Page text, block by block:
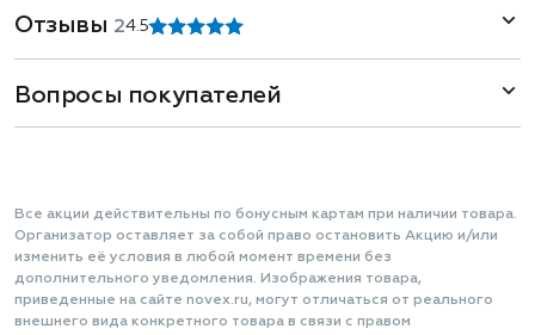
Отзывы 24.5
Вопросы покупателей
Все акции действительны по бонусным картам при наличии товара.
Организатор оставляет за собой право остановить Акцию и/или
изменить её условия в любой момент времени без
дополнительного уведомления. Изображения товара,
приведенные на сайте novex.ru, могут отличаться от реального
внешнего вида конкретного товара в связи с правом